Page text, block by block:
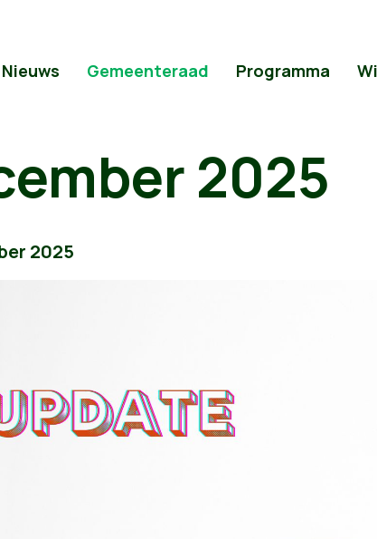
Nieuws Gemeenteraad Programma
2025
2025